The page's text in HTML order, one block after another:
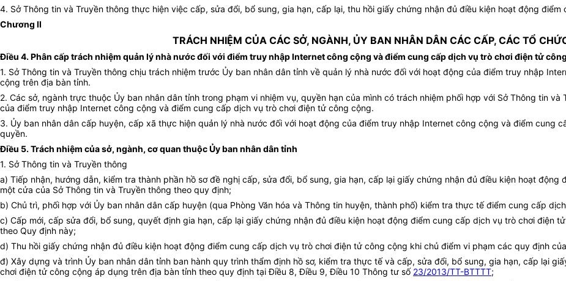
4. Sở Thông tin và Truyền thông thực hiện việc cấp, sửa đổi, bổ sung, gia hạn, cấp lại, thu hồi giấy chứng nhận đủ điều kiện hoạt động
Chương II
TRÁCH NHIỆM CỦA CÁC SỞ, NGÀNH, ỦY BAN NHÂN DÂN CÁC CẤP, CÁC TỔ
Điều 4. Phân cấp trách nhiệm quản lý nhà nước đối với điểm truy nhập Internet công cộng và điểm cung cấp dịch vụ trò chơi điện tử
1. Sở Thông tin và Truyền thông chịu trách nhiệm trước Ủy ban nhân dân tỉnh về quản lý nhà nước đối với hoạt động của điểm truy nhập
cộng trên địa bàn tỉnh.
2. Các sở, ngành trực thuộc Ủy ban nhân dân tỉnh trong phạm vi nhiệm vụ, quyền hạn của mình có trách nhiệm phối hợp với Sở Thông tin
của điểm truy nhập Internet công cộng và điểm cung cấp dịch vụ trò chơi điện tử công cộng.
3. Ủy ban nhân dân cấp huyện, cấp xã thực hiện quản lý nhà nước đối với hoạt động của điểm truy nhập Internet công cộng và điểm cung
quyền.
Điều 5. Trách nhiệm của sở, ngành, cơ quan thuộc Ủy ban nhân dân tỉnh
1. Sở Thông tin và Truyền thông
a) Tiếp nhận, hướng dẫn, kiểm tra thành phần hồ sơ đề nghị cấp, sửa đổi, bổ sung, gia hạn, cấp lại giấy chứng nhận đủ điều kiện hoạt
một cửa của Sở Thông tin và Truyền thông theo quy định;
b) Chủ trì, phối hợp với Ủy ban nhân dân cấp huyện (qua Phòng Văn hóa và Thông tin huyện, thành phố) kiểm tra thực tế điểm cung cấp
c) Cấp mới, cấp sửa đổi, bổ sung, quyết định gia hạn, cấp lại giấy chứng nhận đủ điều kiện hoạt động điểm cung cấp dịch vụ trò chơi điện
theo Quy định này;
d) Thu hồi giấy chứng nhận đủ điều kiện hoạt động điểm cung cấp dịch vụ trò chơi điện tử công cộng khi chủ điểm vi phạm các quy định
đ) Xây dựng và trình Ủy ban nhân dân tỉnh ban hành quy trình thẩm định hồ sơ, kiểm tra thực tế và cấp, sửa đổi, bổ sung, gia hạn, cấp lại
chơi điện tử công cộng áp dụng trên địa bàn tỉnh theo quy định tại Điều 8, Điều 9, Điều 10 Thông tư số 23/2013/TT-BTTTT;